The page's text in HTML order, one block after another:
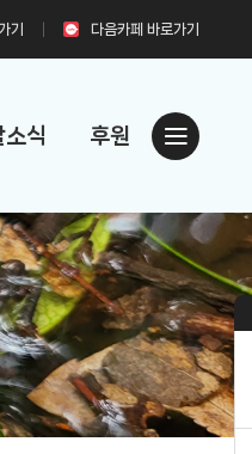
기 다음카페 바로가기
소식 후원